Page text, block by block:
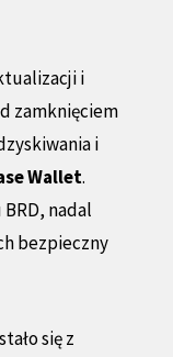
i
zamknięciem
i
Wallet.
nadal
bezpieczny
się z